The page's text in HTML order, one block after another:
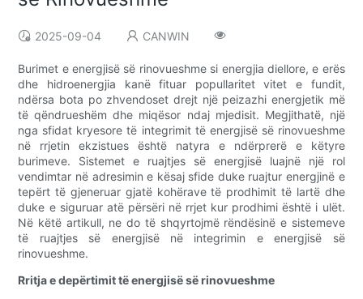
2025-09-04 CANWIN
Burimet e energjisë së rinovueshme si energjia diellore, e erës
dhe hidroenergjia kanë fituar popullaritet vitet e fundit,
ndërsa bota po zhvendoset drejt një peizazhi energjetik më
të qëndrueshëm dhe miqësor ndaj mjedisit. Megjithatë, një
nga sfidat kryesore të integrimit të energjisë së rinovueshme
në rrjetin ekzistues është natyra e ndërprerë e këtyre
burimeve. Sistemet e ruajtjes së energjisë luajnë një rol
vendimtar në adresimin e kësaj sfide duke ruajtur energjinë e
tepërt të gjeneruar gjatë kohërave të prodhimit të lartë dhe
duke e siguruar atë përsëri në rrjet kur prodhimi është i ulët.
Në këtë artikull, ne do të shqyrtojmë rëndësinë e sistemeve
të ruajtjes së energjisë në integrimin e energjisë së
rinovueshme.
Rritja e depërtimit të energjisë së rinovueshme